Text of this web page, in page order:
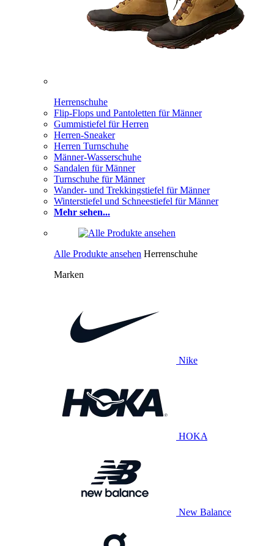
Herrenschuhe
Flip-Flops und Pantoletten für Männer
Gummistiefel für Herren
Herren-Sneaker
Herren Turnschuhe
Männer-Wasserschuhe
Sandalen für Männer
Turnschuhe für Männer
Wander- und Trekkingstiefel für Männer
Winterstiefel und Schneestiefel für Männer
Mehr sehen...
Alle Produkte ansehen Herrenschuhe
Marken
Nike
HOKA
New Balance